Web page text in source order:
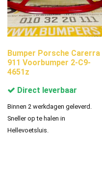
Bumper Porsche Carerra
911 Voorbumper 2-C9-
4651z
Direct leverbaar
Binnen 2 werkdagen geleverd.
Sneller op te halen in
Hellevoetsluis.